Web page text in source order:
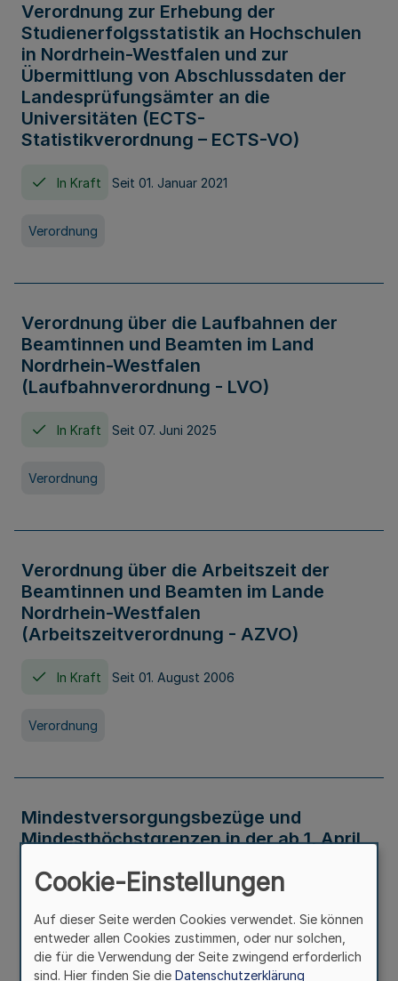
Verordnung zur Erhebung der
Studienerfolgsstatistik an Hochschulen
in Nordrhein-Westfalen und zur
Übermittlung von Abschlussdaten der
Landesprüfungsämter an die
Universitäten (ECTS-
Statistikverordnung – ECTS-VO)
In Kraft Seit 01. Januar 2021
Verordnung
Verordnung über die Laufbahnen der
Beamtinnen und Beamten im Land
Nordrhein-Westfalen
(Laufbahnverordnung - LVO)
In Kraft Seit 07. Juni 2025
Verordnung
Verordnung über die Arbeitszeit der
Beamtinnen und Beamten im Lande
Nordrhein-Westfalen
(Arbeitszeitverordnung - AZVO)
In Kraft Seit 01. August 2006
Verordnung
Mindestversorgungsbezüge und
Mindesthöchstgrenzen in der ab 1. April
Verwaltungsvorschrift
Cookie-Einstellungen
Auf dieser Seite werden Cookies verwendet. Sie können
entweder allen Cookies zustimmen, oder nur solchen,
die für die Verwendung der Seite zwingend erforderlich
sind. Hier finden Sie die Datenschutzerklärung